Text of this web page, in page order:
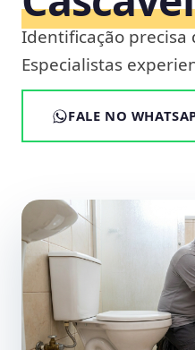
Identificação precisa
Especialistas
FALE NO